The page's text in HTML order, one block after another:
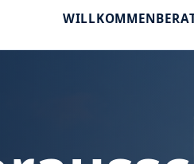
WILLKOMMEN